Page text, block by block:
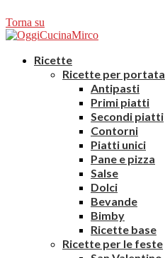
Torna su
Ricette
Ricette per portata
Antipasti
Primi piatti
Secondi piatti
Contorni
Piatti unici
Pane e pizza
Salse
Dolci
Bevande
Bimby
Ricette base
Ricette per le feste